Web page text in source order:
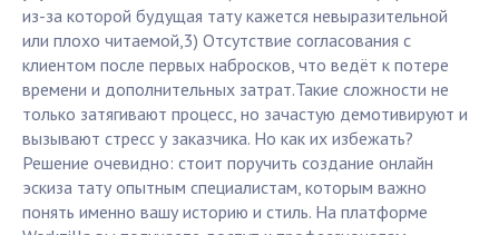
из-за которой будущая тату кажется невыразительной
или плохо читаемой,3) Отсутствие согласования с
клиентом после первых набросков, что ведёт к потере
времени и дополнительных затрат.Такие сложности не
только затягивают процесс, но зачастую демотивируют и
вызывают стресс у заказчика. Но как их избежать?
Решение очевидно: стоит поручить создание онлайн
эскиза тату опытным специалистам, которым важно
понять именно вашу историю и стиль. На платформе